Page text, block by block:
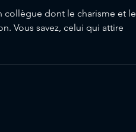
collègue dont le charisme et le
Vous savez, celui qui attire